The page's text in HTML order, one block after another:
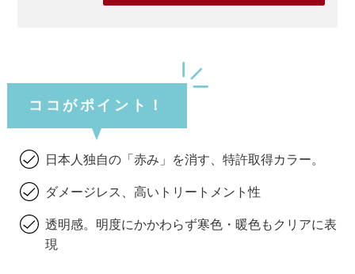
ココがポイント！
日本人独自の「赤み」を消す、特許取得カラー。
ダメージレス、高いトリートメント性
透明感。明度にかかわらず寒色・暖色もクリアに表
現